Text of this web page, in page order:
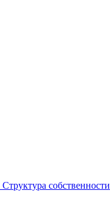
Структура собственности